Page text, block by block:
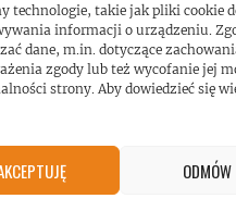
technologie, takie jak pliki cookie
informacji o urządzeniu.
dane, m.in. dotyczące
zgody lub też wycofanie jej
strony. Aby dowiedzieć się
ODMÓW
do filmu, ponieważ
obrazu. To
za
historii,
Próby
w przypadku